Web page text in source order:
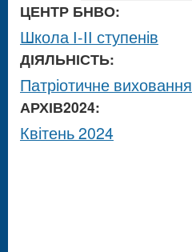
ЦЕНТР БНВО:
Школа І-ІІ ступенів
ДІЯЛЬНІСТЬ:
Патріотичне виховання
АРХІВ2024:
Квітень 2024